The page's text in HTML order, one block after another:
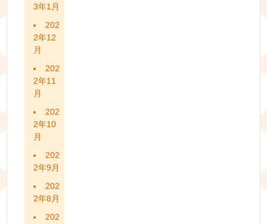
3年1月
202
2年12
月
202
2年11
月
202
2年10
月
202
2年9月
202
2年8月
202